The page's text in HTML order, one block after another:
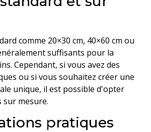
comme 20×30 cm, 40×60 cm ou
suffisants pour la
Cependant, si vous avez des
ou si vous souhaitez créer une
unique, il est possible d'opter
mesure.
pratiques